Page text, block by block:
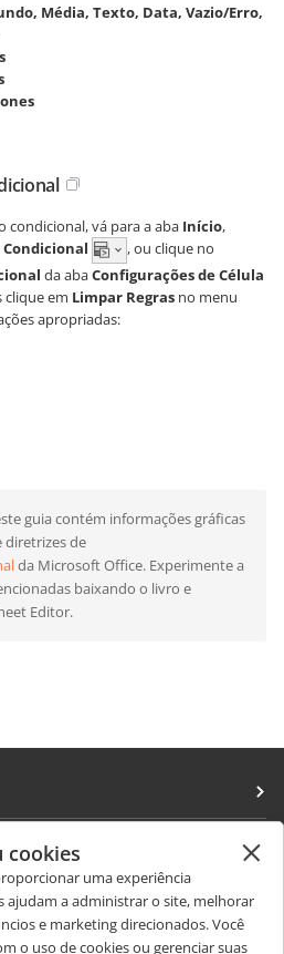
Média, Texto, Data, Vazio/Erro,
condicional, vá para a aba Início,
, ou clique no
da abaConfigurações de Célula
clique em Limpar Regras no menu
apropriadas:
guia contém informações gráficas
diretrizes de
da Microsoft Office. Experimente a
baixando o livro e
Editor.
cookies
uma experiência
ajudam a administrar o site, melhorar
e marketing direcionados. Você
o uso de cookies ou gerenciar suas